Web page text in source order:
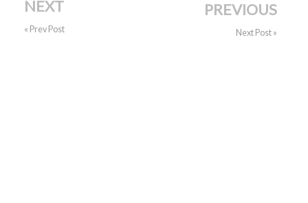
NEXT
« Prev Post
PREVIOUS
Next Post »